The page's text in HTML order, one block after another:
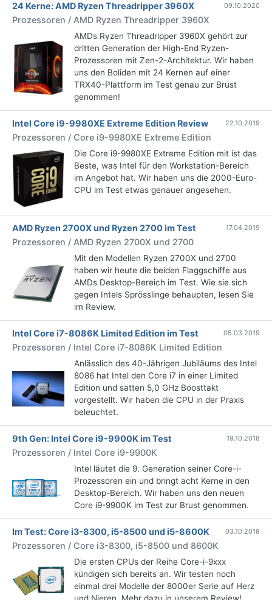
09.10.2020
24 Kerne: AMD Ryzen Threadripper 3960X
Prozessoren / AMD Ryzen Threadripper 3960X
AMDs Ryzen Threadripper 3960X gehört zur
dritten Generation der High-End Ryzen-
Prozessoren mit Zen-2-Architektur. Wir haben
uns den Boliden mit 24 Kernen auf einer
TRX40-Plattform im Test genau zur Brust
genommen!
22.10.2019
Intel Core i9-9980XE Extreme Edition Review
Prozessoren / Core i9-9980XE Extreme Edition
Die Core i9-9980XE Extreme Edition mit ist das
Beste, was Intel für den Workstation-Bereich
im Angebot hat. Wir haben uns die 2000-Euro-
CPU im Test etwas genauer angesehen.
17.04.2019
AMD Ryzen 2700X und Ryzen 2700 im Test
Prozessoren / AMD Ryzen 2700X und 2700
Mit den Modellen Ryzen 2700X und 2700
haben wir heute die beiden Flaggschiffe aus
AMDs Desktop-Bereich im Test. Wie sie sich
gegen Intels Sprösslinge behaupten, lesen Sie
im Review.
05.03.2019
Intel Core i7-8086K Limited Edition im Test
Prozessoren / Intel Core i7-8086K Limited Edition
Anlässlich des 40-Jährigen Jubiläums des Intel
8086 hat Intel den Core i7 in einer Limited
Edition und satten 5,0 GHz Boosttakt
vorgestellt. Wir haben die CPU in der Praxis
beleuchtet.
19.10.2018
9th Gen: Intel Core i9-9900K im Test
Prozessoren / Intel Core i9-9900K
Intel läutet die 9. Generation seiner Core-i-
Prozessoren ein und bringt acht Kerne in den
Desktop-Bereich. Wir haben uns den neuen
Core i9-9900K im Test zur Brust genommen.
03.10.2018
Im Test: Core i3-8300, i5-8500 und i5-8600K
Prozessoren / Core i3-8300, i5-8500 und 8600K
Die ersten CPUs der Reihe Core-i-9xxx
kündigen sich bereits an. Wir testen noch
einmal drei Modelle der 8000er Serie auf Herz